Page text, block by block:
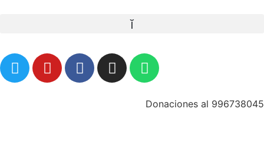
Donaciones al 996738045